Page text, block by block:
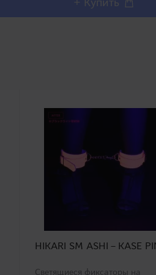
HIKARI SM ASHI－KASE
Светящиеся фиксаторы на